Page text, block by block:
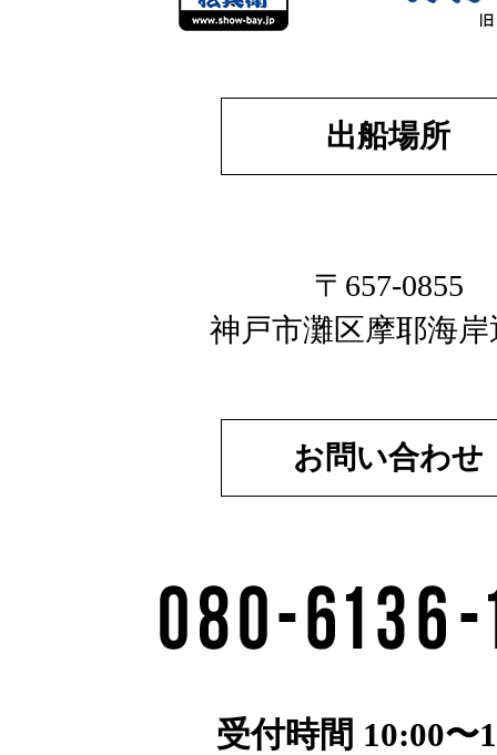
出船場所
〒657-0855
神戸市灘区摩耶海岸
お問い合わせ
受付時間 10:00〜